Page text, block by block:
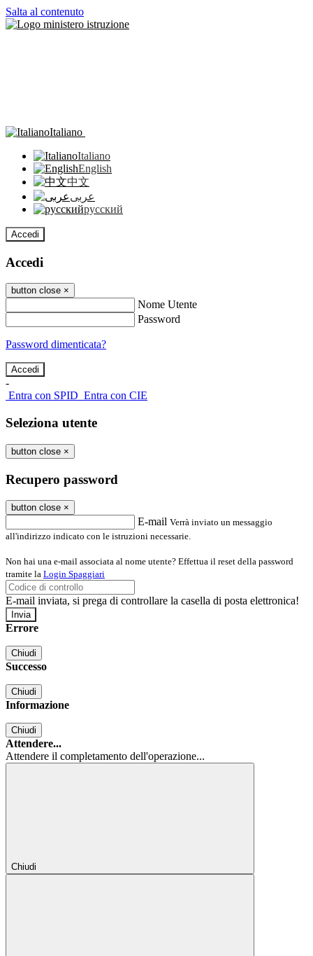
Salta al contenuto
Italiano
Italiano
English
中文
عربى
русский
Accedi
Accedi
button close ×
Nome Utente
Password
Password dimenticata?
-
Entra con SPID Entra con CIE
Seleziona utente
button close ×
Recupero password
button close ×
E-mail Verrà inviato un messaggio
all'indirizzo indicato con le istruzioni necessarie.
Non hai una e-mail associata al nome utente? Effettua il reset della password
tramite la Login Spaggiari
E-mail inviata, si prega di controllare la casella di posta elettronica!
Errore
Chiudi
Successo
Chiudi
Informazione
Chiudi
Attendere...
Attendere il completamento dell'operazione...
Chiudi